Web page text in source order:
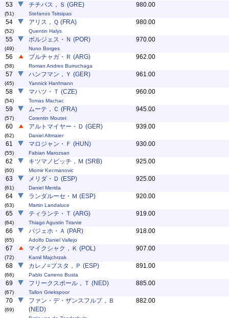
53
(51)
チチパス，Ｓ (GRE)
Stefanos Tsitsipas
980.00
54
(52)
アリス，Ｑ (FRA)
Quentin Halys
980.00
55
(49)
ボルジェス・Ｎ (POR)
Nuno Borges
970.00
56
(58)
ブルチャガ・Ｒ (ARG)
Roman Andres Burruchaga
962.00
57
(45)
ハンフマン，Ｙ (GER)
Yannick Hanfmann
961.00
58
(54)
マハツ・Ｔ (CZE)
Tomas Machac
960.00
59
(57)
ムーテ，Ｃ (FRA)
Corentin Moutet
945.00
60
(62)
アルトマイヤー・Ｄ (GER)
Daniel Altmaier
939.00
61
(55)
マロジャン・Ｆ (HUN)
Fabian Marozsan
930.00
62
(60)
キツマノビッチ，Ｍ (SRB)
Miomir Kecmanovic
925.00
63
(61)
メリダ・Ｄ (ESP)
Daniel Merida
925.00
64
(63)
ランダルーセ・Ｍ (ESP)
Martin Landaluce
920.00
65
(64)
ティランテ・Ｔ (ARG)
Thiago Agustin Tirante
919.00
66
(65)
バジェホ・Ａ (PAR)
Adolfo Daniel Vallejo
918.00
67
(72)
マイクシャク，Ｋ (POL)
Kamil Majchrzak
907.00
68
(66)
カレノ=ブスタ，Ｐ (ESP)
Pablo Carreno Busta
891.00
69
(67)
フリークスポール，Ｔ (NED)
Tallon Griekspoor
885.00
70
(69)
ファン・デ・ザンスフルプ，Ｂ
(NED)
882.00